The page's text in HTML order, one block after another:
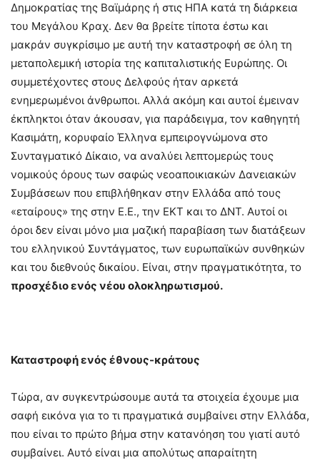
Δημοκρατίας της Βαϊμάρης ή στις ΗΠΑ κατά τη διάρκεια
του Μεγάλου Κραχ. Δεν θα βρείτε τίποτα έστω και
μακράν συγκρίσιμο με αυτή την καταστροφή σε όλη τη
μεταπολεμική ιστορία της καπιταλιστικής Ευρώπης. Οι
συμμετέχοντες στους Δελφούς ήταν αρκετά
ενημερωμένοι άνθρωποι. Αλλά ακόμη και αυτοί έμειναν
έκπληκτοι όταν άκουσαν, για παράδειγμα, τον καθηγητή
Κασιμάτη, κορυφαίο Έλληνα εμπειρογνώμονα στο
Συνταγματικό Δίκαιο, να αναλύει λεπτομερώς τους
νομικούς όρους των σαφώς νεοαποικιακών Δανειακών
Συμβάσεων που επιβλήθηκαν στην Ελλάδα από τους
«εταίρους» της στην Ε.Ε., την ΕΚΤ και το ΔΝΤ. Αυτοί οι
όροι δεν είναι μόνο μια μαζική παραβίαση των διατάξεων
του ελληνικού Συντάγματος, των ευρωπαϊκών συνθηκών
και του διεθνούς δικαίου. Είναι, στην πραγματικότητα, το
προσχέδιο ενός νέου ολοκληρωτισμού.
Καταστροφή ενός έθνους-κράτους
Τώρα, αν συγκεντρώσουμε αυτά τα στοιχεία έχουμε μια
σαφή εικόνα για το τι πραγματικά συμβαίνει στην Ελλάδα,
που είναι το πρώτο βήμα στην κατανόηση του γιατί αυτό
συμβαίνει. Αυτό είναι μια απολύτως απαραίτητη